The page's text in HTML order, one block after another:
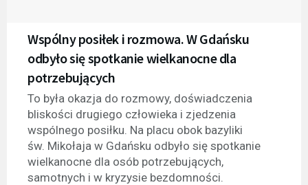
Wspólny posiłek i rozmowa. W Gdańsku
odbyło się spotkanie wielkanocne dla
potrzebujących
To była okazja do rozmowy, doświadczenia
bliskości drugiego człowieka i zjedzenia
wspólnego posiłku. Na placu obok bazyliki
św. Mikołaja w Gdańsku odbyło się spotkanie
wielkanocne dla osób potrzebujących,
samotnych i w kryzysie bezdomności.